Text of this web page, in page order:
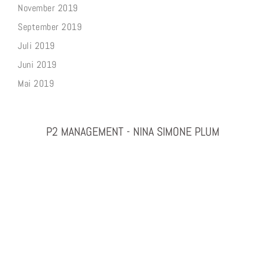
November 2019
September 2019
Juli 2019
Juni 2019
Mai 2019
P2 MANAGEMENT - NINA SIMONE PLUM